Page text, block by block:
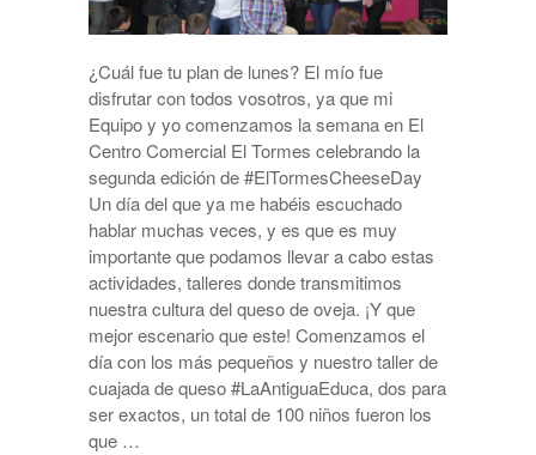
¿Cuál fue tu plan de lunes? El mío fue
disfrutar con todos vosotros, ya que mi
Equipo y yo comenzamos la semana en El
Centro Comercial El Tormes celebrando la
segunda edición de #ElTormesCheeseDay
Un día del que ya me habéis escuchado
hablar muchas veces, y es que es muy
importante que podamos llevar a cabo estas
actividades, talleres donde transmitimos
nuestra cultura del queso de oveja. ¡Y que
mejor escenario que este! Comenzamos el
día con los más pequeños y nuestro taller de
cuajada de queso #LaAntiguaEduca, dos para
ser exactos, un total de 100 niños fueron los
que …